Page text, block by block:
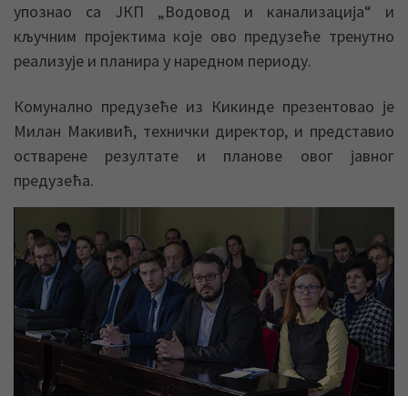
упознао са ЈКП „Водовод и канализација“ и
кључним пројектима које ово предузеће тренутно
реализује и планира у наредном периоду.
Комунално предузеће из Кикинде презентовао је
Милан Макивић, технички директор, и представио
остварене резултате и планове овог јавног
предузећа.